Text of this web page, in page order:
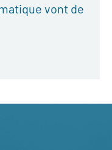
vont de